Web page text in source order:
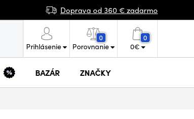
Doprava od 360 € zadarmo
Prihlásenie
0
Porovnanie
0
0€
BAZÁR ZNAČKY